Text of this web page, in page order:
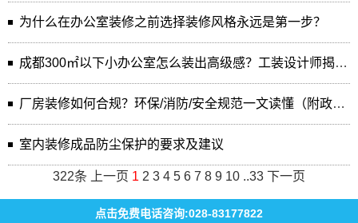
为什么在办公室装修之前选择装修风格永远是第一步？
成都300㎡以下小办公室怎么装出高级感？工装设计师揭秘核心技...
厂房装修如何合规？环保/消防/安全规范一文读懂（附政策解读）
室内装修成品防尘保护的要求及建议
322条 上一页 1 2 3 4 5 6 7 8 9 10 ..33 下一页
点击免费电话咨询:028-83177822